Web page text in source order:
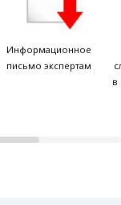
Информационное
письмо экспертам
в